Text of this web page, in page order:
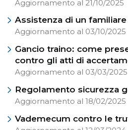
Aggiornamento al 21/10/2025
Assistenza di un
Aggiornamento al 03/10/2025
Gancio traino: come
contro gli atti di
Aggiornamento al 03/03/2025
Regolamento sicurezza
Aggiornamento al 18/02/2025
Vademecum contro le